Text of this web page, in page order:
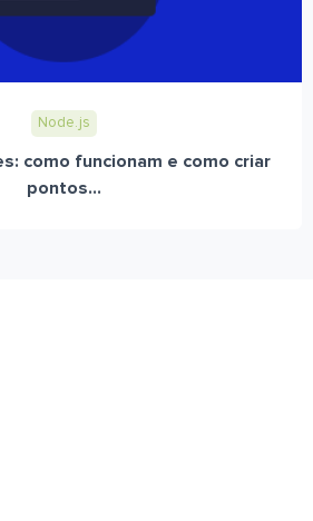
Node.js
como funcionam e como criar
pontos...